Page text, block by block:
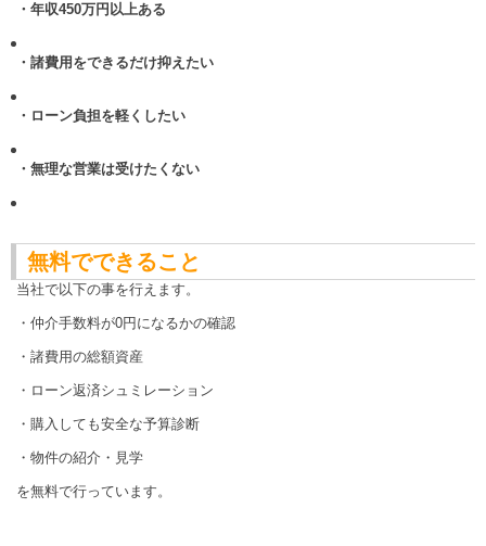
・年収450万円以上ある
・諸費用をできるだけ抑えたい
・ローン負担を軽くしたい
・無理な営業は受けたくない
無料でできること
当社で以下の事を行えます。
・仲介手数料が0円になるかの確認
・諸費用の総額資産
・ローン返済シュミレーション
・購入しても安全な予算診断
・物件の紹介・見学
を無料で行っています。